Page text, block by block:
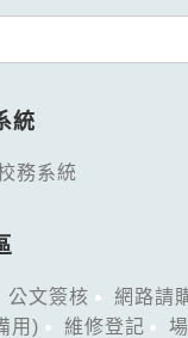
統
務系統
公文簽核
網路請
用)
維修登記